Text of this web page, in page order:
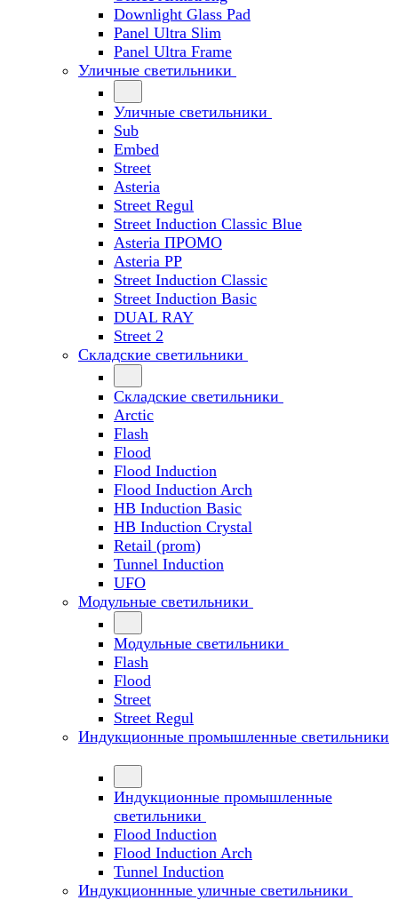
Downlight Glass Pad
Panel Ultra Slim
Panel Ultra Frame
Уличные светильники
Уличные светильники
Sub
Embed
Street
Asteria
Street Regul
Street Induction Classic Blue
Asteria ПРОМО
Asteria PP
Street Induction Classic
Street Induction Basic
DUAL RAY
Street 2
Складские светильники
Складские светильники
Arctic
Flash
Flood
Flood Induction
Flood Induction Arch
HB Induction Basic
HB Induction Crystal
Retail (prom)
Tunnel Induction
UFO
Модульные светильники
Модульные светильники
Flash
Flood
Street
Street Regul
Индукционные промышленные светильники
Индукционные промышленные
светильники
Flood Induction
Flood Induction Arch
Tunnel Induction
Индукционнные уличные светильники